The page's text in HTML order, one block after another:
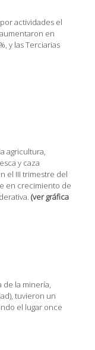
actividades el
en
y las Terciarias
agricultura,
y caza
el III trimestre del
en crecimiento de
(ver gráfica
de la minería,
tuvieron un
el lugar once